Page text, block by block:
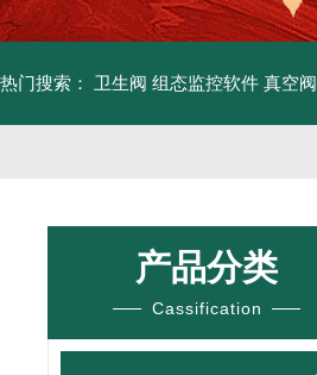
热门搜索： 卫生阀 组态监控软件 真空阀
产品分类
Cassification